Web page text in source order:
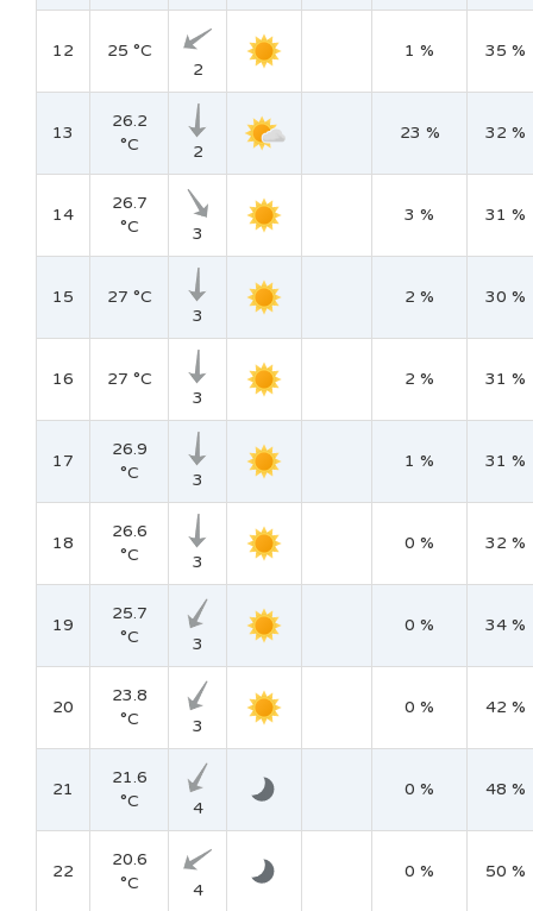
12
25 °C
2
1 % 35 %
13
26.2
°C
2
23 % 32 %
14
26.7
°C
3
3 % 31 %
15
27 °C
3
2 % 30 %
16
27 °C
3
2 % 31 %
17
26.9
°C
3
1 % 31 %
18
26.6
°C
3
0 % 32 %
19
25.7
°C
3
0 % 34 %
20
23.8
°C
3
0 % 42 %
21
21.6
°C
4
0 % 48 %
22
20.6
°C
4
0 % 50 %